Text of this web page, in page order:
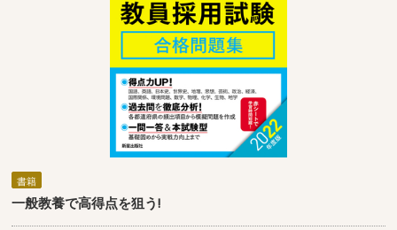
書籍
一般教養で高得点を狙う!